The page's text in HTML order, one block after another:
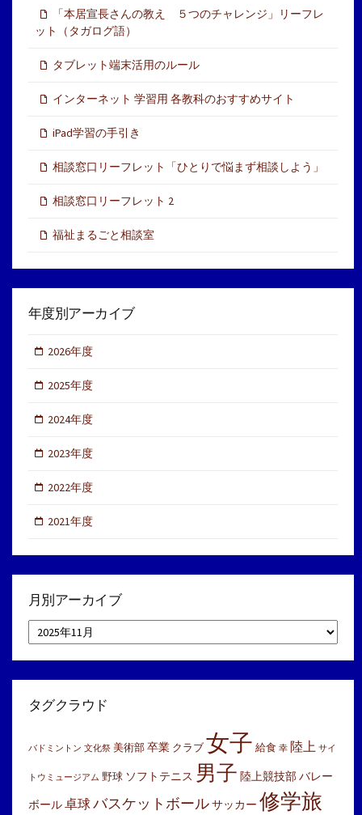
「本居宣長さんの教え ５つのチャレンジ」リーフレ
ット（タガログ語）
タブレット端末活用のルール
インターネット 学習用 各教科のおすすめサイト
iPad学習の手引き
相談窓口リーフレット「ひとりで悩まず相談しよう」
相談窓口リーフレット 2
福祉まるごと相談室
年度別アーカイブ
2026年度
2025年度
2024年度
2023年度
2022年度
2021年度
月別アーカイブ
月
別
ア
イ
タグクラウド
バドミントン 文化祭 美術部 卒業 クラブ 女子 給食 幸 陸上 サイ
トウミュージアム 野球 ソフトテニス 男子 陸上競技部バレー
ボール卓球バスケットボールサッカー 修学旅